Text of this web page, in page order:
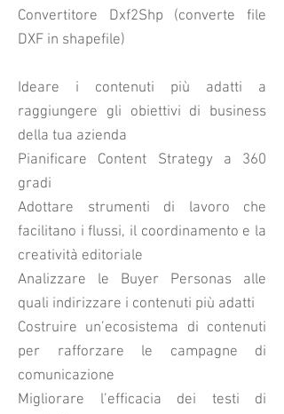
Convertitore Dxf2Shp (converte file
DXF in shapefile)
Ideare i contenuti più adatti a
raggiungere gli obiettivi di business
della tua azienda
Pianificare Content Strategy a 360
gradi
Adottare strumenti di lavoro che
facilitano i flussi, il coordinamento e la
creatività editoriale
Analizzare le Buyer Personas alle
quali indirizzare i contenuti più adatti
Costruire un’ecosistema di contenuti
per rafforzare le campagne di
comunicazione
Migliorare l’efficacia dei testi di